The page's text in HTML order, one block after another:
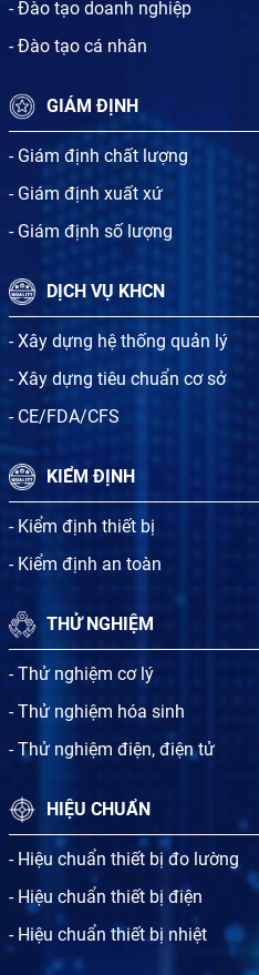
- Đào tạo doanh nghiệp
- Đào tạo cá nhân
GIÁM ĐỊNH
- Giám định chất lượng
- Giám định xuất xứ
- Giám định số lượng
DỊCH VỤ KHCN
- Xây dựng hệ thống quản lý
- Xây dựng tiêu chuẩn cơ sở
- CE/FDA/CFS
KIỂM ĐỊNH
- Kiểm định thiết bị
- Kiểm định an toàn
THỬ NGHIỆM
- Thử nghiệm cơ lý
- Thử nghiệm hóa sinh
- Thử nghiệm điện, điện tử
HIỆU CHUẨN
- Hiệu chuẩn thiết bị đo lường
- Hiệu chuẩn thiết bị điện
- Hiệu chuẩn thiết bị nhiệt